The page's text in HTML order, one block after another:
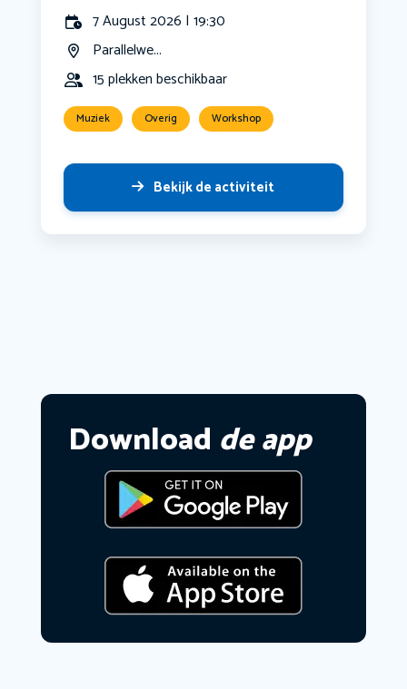
7 August 2026 | 19:30
Parallelwe...
15 plekken beschikbaar
Muziek Overig Workshop
Bekijk de activiteit
Download de app